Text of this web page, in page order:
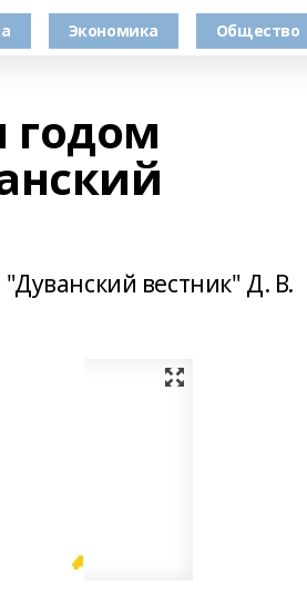
Экономика Общество
годом
вестник" Д. В.